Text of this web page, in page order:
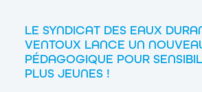
LE SYNDICAT DES EAUX
VENTOUX LANCE UN
PÉDAGOGIQUE POUR
PLUS JEUNES !